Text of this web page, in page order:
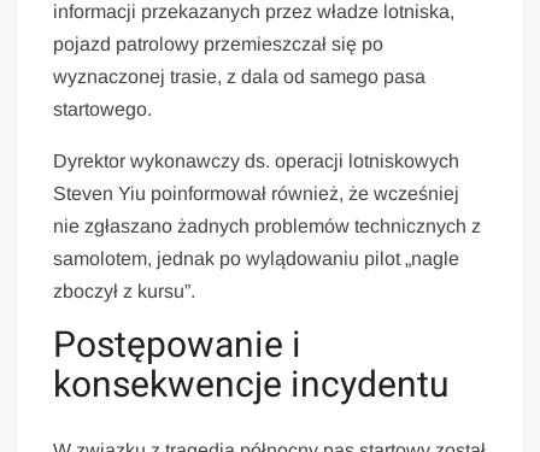
informacji przekazanych przez władze lotniska,
pojazd patrolowy przemieszczał się po
wyznaczonej trasie, z dala od samego pasa
startowego.
Dyrektor wykonawczy ds. operacji lotniskowych
Steven Yiu poinformował również, że wcześniej
nie zgłaszano żadnych problemów technicznych z
samolotem, jednak po wylądowaniu pilot „nagle
zboczył z kursu”.
Postępowanie i
konsekwencje incydentu